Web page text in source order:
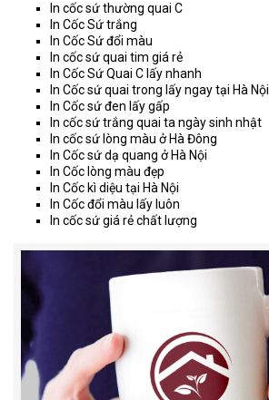
In cốc sứ thường quai C
In Cốc Sứ trắng
In Cốc Sứ đổi màu
In cốc sứ quai tim giá rẻ
In Cốc Sứ Quai C lấy nhanh
In Cốc sứ quai trong lấy ngay tại Hà Nội
In Cốc sứ đen lấy gấp
In cốc sứ trắng quai ta ngày sinh nhật
In cốc sứ lòng màu ở Hà Đông
In Cốc sứ dạ quang ở Hà Nội
In Cốc lòng màu đẹp
In Cốc kì diệu tại Hà Nội
In Cốc đổi màu lấy luôn
In cốc sứ giá rẻ chất lượng